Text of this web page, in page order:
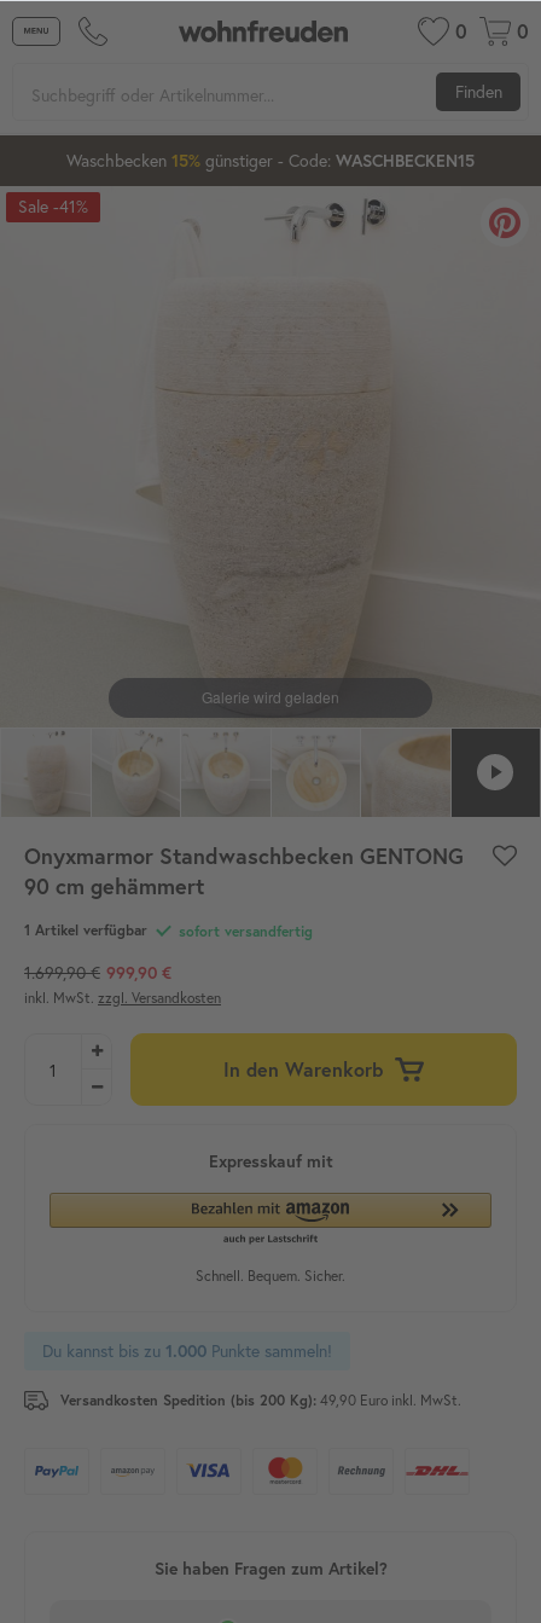
0 0
Finden
Waschbecken 15% günstiger - Code: WASCHBECKEN15
20%
-41%
Onyxmarmor Standwaschbecken GENTONG
90 cm gehämmert
1 Artikel verfügbar sofort versandfertig
1.699,90 € 999,90 €
inkl. MwSt. zzgl. Versandkosten
In den Warenkorb
Du kannst bis zu 1.000 Punkte sammeln!
Versandkosten Spedition (bis 200 Kg): 49,90 Euro inkl. MwSt.